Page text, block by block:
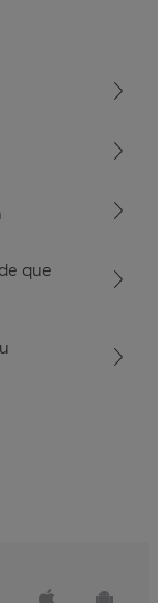
que